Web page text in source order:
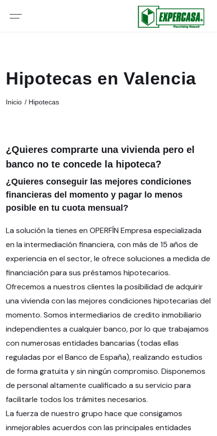
Hipotecas en Valencia
Inicio Hipotecas
¿Quieres comprarte una vivienda pero el
banco no te concede la hipoteca?
¿Quieres conseguir las mejores condiciones
financieras del momento y pagar lo menos
posible en tu cuota mensual?
La solución la tienes en OPERFÍN Empresa especializada
en la intermediación financiera, con más de 15 años de
experiencia en el sector, le ofrece soluciones a medida de
financiación para sus préstamos hipotecarios.
Ofrecemos a nuestros clientes la posibilidad de adquirir
una vivienda con las mejores condiciones hipotecarias del
momento. Somos intermediarios de credito inmobiliario
independientes a cualquier banco, por lo que trabajamos
con numerosas entidades bancarias (todas ellas
reguladas por el Banco de España), realizando estudios
de forma gratuita y sin ningún compromiso. Disponemos
de personal altamente cualificado a su servicio para
facilitarle todos los trámites necesarios.
La fuerza de nuestro grupo hace que consigamos
inmejorables acuerdos con las principales entidades